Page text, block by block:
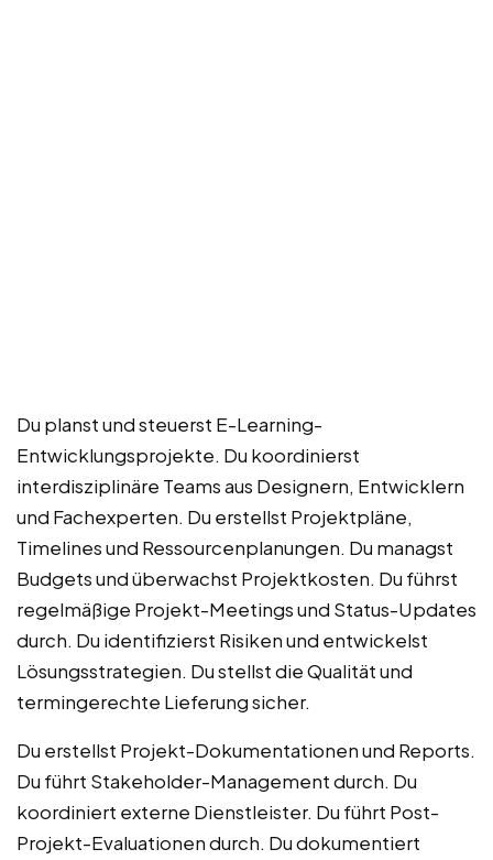
Du planst und steuerst E-Learning-
Entwicklungsprojekte. Du koordinierst
interdisziplinäre Teams aus Designern, Entwicklern
und Fachexperten. Du erstellst Projektpläne,
Timelines und Ressourcenplanungen. Du managst
Budgets und überwachst Projektkosten. Du führst
regelmäßige Projekt-Meetings und Status-Updates
durch. Du identifizierst Risiken und entwickelst
Lösungsstrategien. Du stellst die Qualität und
termingerechte Lieferung sicher.
Du erstellst Projekt-Dokumentationen und Reports.
Du führt Stakeholder-Management durch. Du
koordiniert externe Dienstleister. Du führt Post-
Projekt-Evaluationen durch. Du dokumentiert